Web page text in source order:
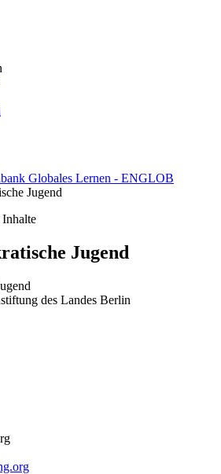
Globales Lernen - ENGLOB
Jugend
Inhalte
Jugend
des Landes Berlin